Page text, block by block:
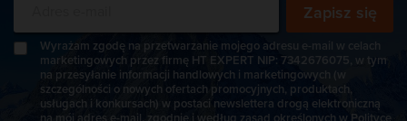
Zapisz się
Wyrażam zgodę na przetwarzanie mojego adresu e-mail w celach
marketingowych przez firmę HT EXPERT NIP: 7342676075, w tym
na przesyłanie informacji handlowych i marketingowych (w
szczególności o nowych ofertach promocyjnych, produktach,
usługach i konkursach) w postaci newslettera drogą elektroniczną